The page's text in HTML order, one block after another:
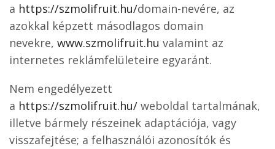
a https://szmolifruit.hu/domain-nevére, az
azokkal képzett másodlagos domain
nevekre, www.szmolifruit.hu valamint az
internetes reklámfelületeire egyaránt.
Nem engedélyezett
a https://szmolifruit.hu/ weboldal tartalmának,
illetve bármely részeinek adaptációja, vagy
visszafejtése; a felhasználói azonosítók és